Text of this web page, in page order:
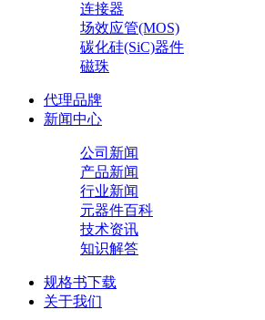
连接器
场效应管(MOS)
碳化硅(SiC)器件
磁珠
代理品牌
新闻中心
公司新闻
产品新闻
行业新闻
元器件百科
技术资讯
知识解答
规格书下载
关于我们